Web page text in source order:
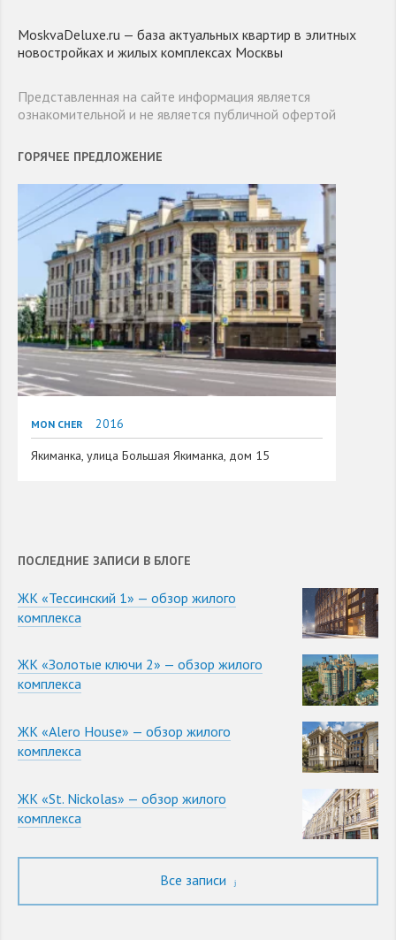
MoskvaDeluxe.ru — база актуальных квартир в элитных
новостройках и жилых комплексах Москвы
Представленная на сайте информация является
ознакомительной и не является публичной офертой
ГОРЯЧЕЕ ПРЕДЛОЖЕНИЕ
MON CHER
2016
Якиманка, улица Большая Якиманка, дом 15
ПОСЛЕДНИЕ ЗАПИСИ В БЛОГЕ
ЖК «Тессинский 1» — обзор жилого
комплекса
ЖК «Золотые ключи 2» — обзор жилого
комплекса
ЖК «Alero House» — обзор жилого
комплекса
ЖК «St. Nickolas» — обзор жилого
комплекса
Все записи